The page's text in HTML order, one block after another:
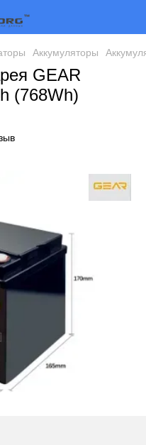
Аккумуляторы
GEAR
(768Wh)